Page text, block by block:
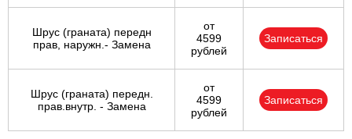
Шрус (граната) передн
прав, наружн.- Замена
от
4599
рублей
Записаться
Шрус (граната) передн.
прав.внутр. - Замена
от
4599
рублей
Записаться